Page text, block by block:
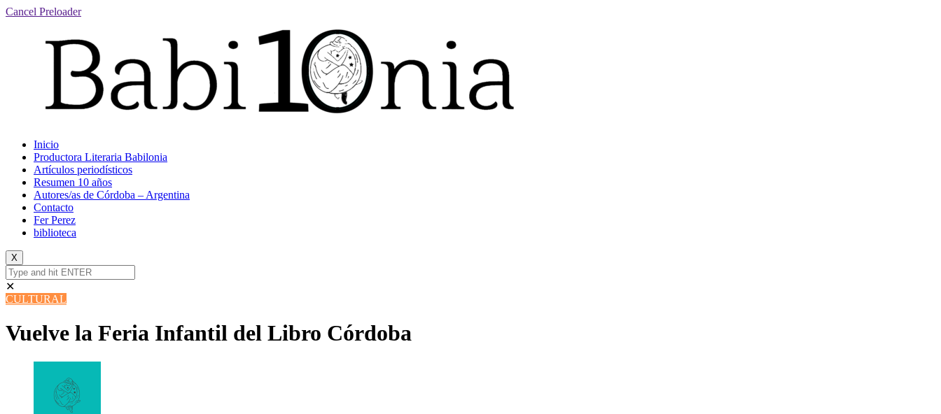
Cancel Preloader
Inicio
Productora Literaria Babilonia
Artículos periodísticos
Resumen 10 años
Autores/as de Córdoba – Argentina
Contacto
Fer Perez
biblioteca
X
✕
CULTURAL
Vuelve la Feria Infantil del Libro Córdoba